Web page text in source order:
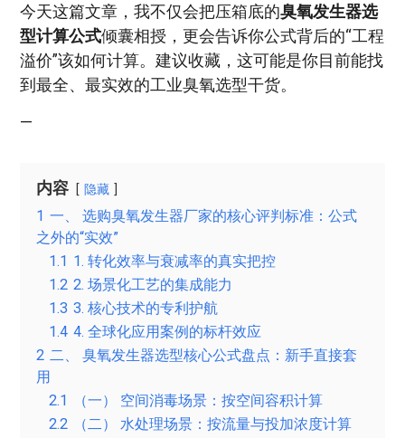
今天这篇文章，我不仅会把压箱底的臭氧发生器选
型计算公式倾囊相授，更会告诉你公式背后的“工程
溢价”该如何计算。建议收藏，这可能是你目前能找
到最全、最实效的工业臭氧选型干货。
—
内容 隐藏
1 一、 选购臭氧发生器厂家的核心评判标准：公式
之外的“实效”
1.1 1. 转化效率与衰减率的真实把控
1.2 2. 场景化工艺的集成能力
1.3 3. 核心技术的专利护航
1.4 4. 全球化应用案例的标杆效应
2 二、 臭氧发生器选型核心公式盘点：新手直接套
用
2.1
（一） 空间消毒场景：按空间容积计算
2.2
（二） 水处理场景：按流量与投加浓度计算